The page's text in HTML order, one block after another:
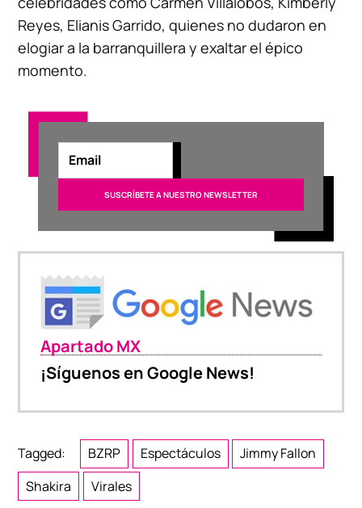
Reyes, Elianis Garrido, quienes no dudaron en
elogiar a la barranquillera y exaltar el épico
momento.
Apartado MX
¡Síguenos en Google News!
Tagged: BZRP Espectáculos
Jimmy Fallon
Shakira
Virales